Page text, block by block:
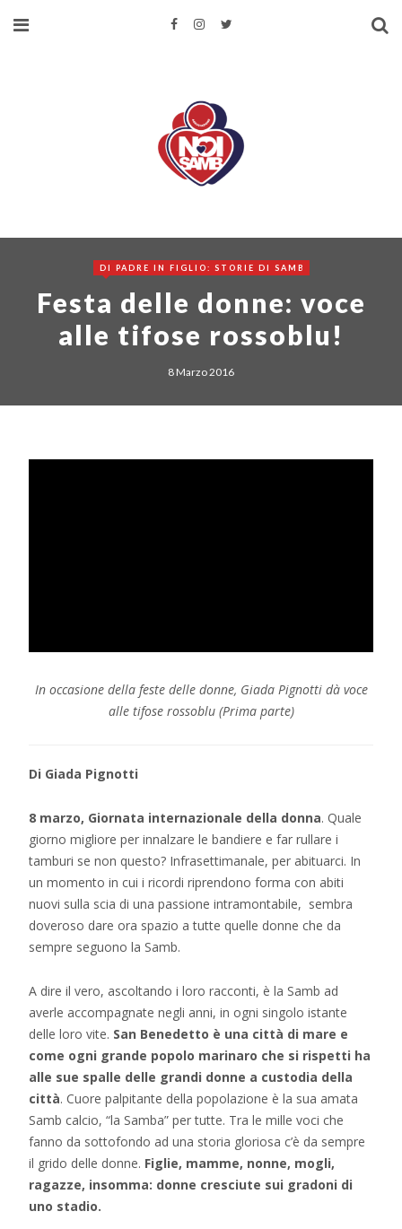
DI PADRE IN FIGLIO: STORIE DI SAMB
Festa delle donne: voce
alle tifose rossoblu!
8 Marzo 2016
In occasione della feste delle donne, Giada Pignotti dà voce
alle tifose rossoblu (Prima parte)
Di Giada Pignotti
8 marzo, Giornata internazionale della donna. Quale
giorno migliore per innalzare le bandiere e far rullare i
tamburi se non questo? Infrasettimanale, per abituarci. In
un momento in cui i ricordi riprendono forma con abiti
nuovi sulla scia di una passione intramontabile, sembra
doveroso dare ora spazio a tutte quelle donne che da
sempre seguono la Samb.
A dire il vero, ascoltando i loro racconti, è la Samb ad
averle accompagnate negli anni, in ogni singolo istante
delle loro vite. San Benedetto è una città di mare e
come ogni grande popolo marinaro che si rispetti ha
alle sue spalle delle grandi donne a custodia della
città. Cuore palpitante della popolazione è la sua amata
Samb calcio, “la Samba” per tutte. Tra le mille voci che
fanno da sottofondo ad una storia gloriosa c’è da sempre
il grido delle donne. Figlie, mamme, nonne, mogli,
ragazze, insomma: donne cresciute sui gradoni di
uno stadio.